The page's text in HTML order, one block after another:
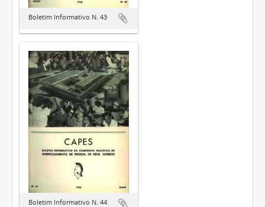
Boletim Informativo N. 43
Boletim Informativo N. 44